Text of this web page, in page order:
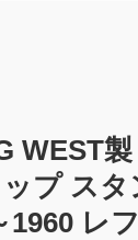
WEST
プ ス
1960 レ